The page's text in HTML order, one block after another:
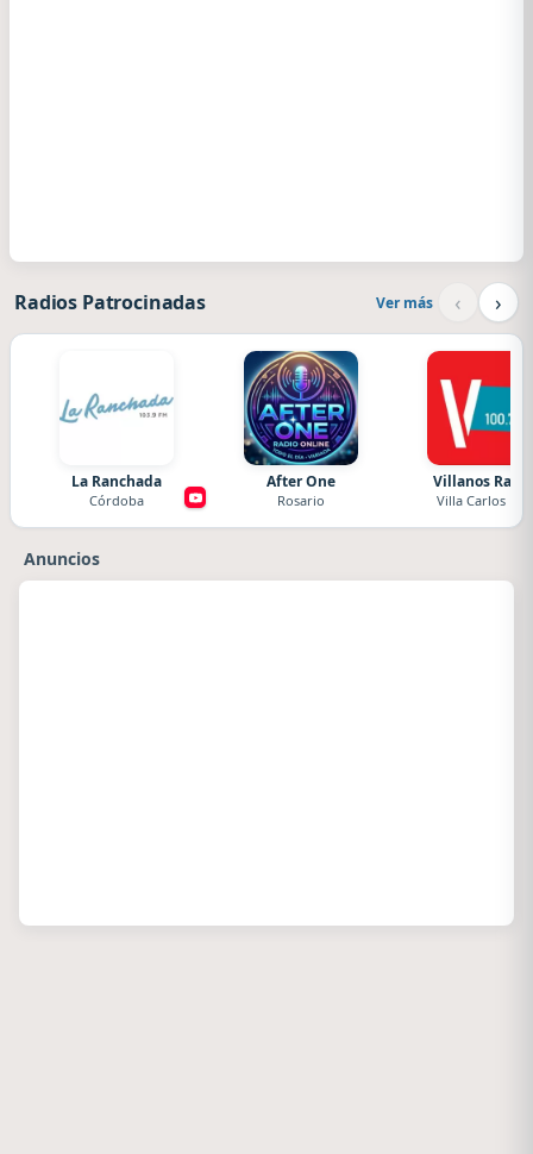
Radios Patrocinadas Ver más ‹ ›
La Ranchada
Córdoba
After One
Rosario
Villanos
Villa Carlos Paz
Anuncios